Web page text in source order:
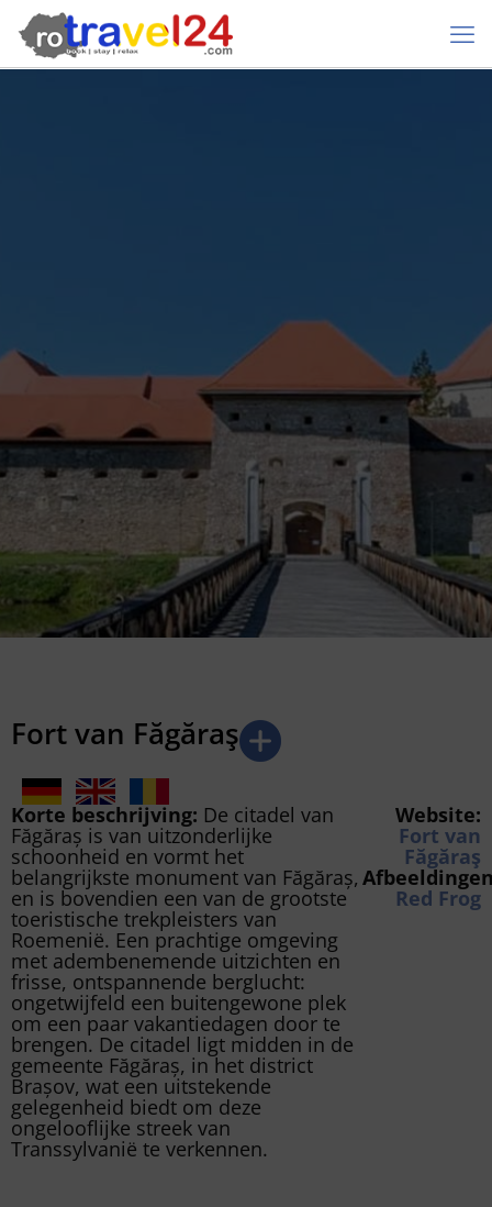
Fort van Făgăraş
Korte beschrijving: De citadel van
Făgăraș is van uitzonderlijke
schoonheid en vormt het
belangrijkste monument van Făgăraș,
en is bovendien een van de grootste
toeristische trekpleisters van
Roemenië. Een prachtige omgeving
met adembenemende uitzichten en
frisse, ontspannende berglucht:
ongetwijfeld een buitengewone plek
om een paar vakantiedagen door te
brengen. De citadel ligt midden in de
gemeente Făgăraș, in het district
Brașov, wat een uitstekende
gelegenheid biedt om deze
ongelooflijke streek van
Transsylvanië te verkennen.
Website:
Fort van
Făgăraş
Red Frog